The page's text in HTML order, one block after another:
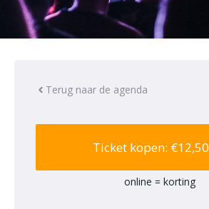
Terug naar de agenda
Ticket kopen: €12,50
online = korting